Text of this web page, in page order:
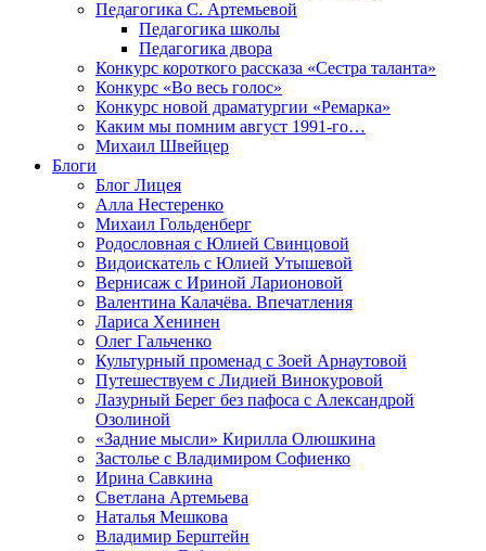
Педагогика С. Артемьевой
Педагогика школы
Педагогика двора
Конкурс короткого рассказа «Сестра таланта»
Конкурс «Во весь голос»
Конкурс новой драматургии «Ремарка»
Каким мы помним август 1991-го…
Михаил Швейцер
Блоги
Блог Лицея
Алла Нестеренко
Михаил Гольденберг
Родословная с Юлией Свинцовой
Видоискатель с Юлией Утышевой
Вернисаж с Ириной Ларионовой
Валентина Калачёва. Впечатления
Лариса Хенинен
Олег Гальченко
Культурный променад с Зоей Арнаутовой
Путешествуем с Лидией Винокуровой
Лазурный Берег без пафоса с Александрой
Озолиной
«Задние мысли» Кирилла Олюшкина
Застолье с Владимиром Софиенко
Ирина Савкина
Светлана Артемьева
Наталья Мешкова
Владимир Берштейн